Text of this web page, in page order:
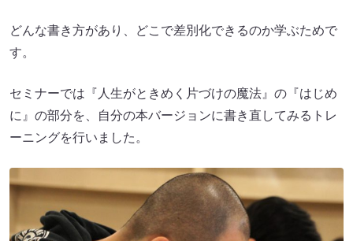
どんな書き方があり、どこで差別化できるのか学ぶためで
す。
セミナーでは『人生がときめく片づけの魔法』の『はじめ
に』の部分を、自分の本バージョンに書き直してみるトレ
ーニングを行いました。